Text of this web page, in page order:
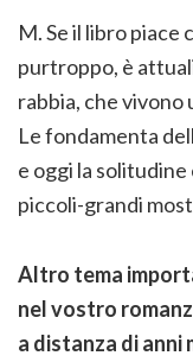
M. Se il libro piace
purtroppo, è
rabbia, che vivono
Le fondamenta
e oggi la
piccoli-grandi
Altro tema
nel vostro
a distanza di